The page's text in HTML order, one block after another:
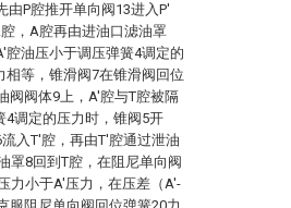
P腔推开单向阀13进入P′
，A腔再由进油口滤油罩
腔油压小于调压弹簧4调定的
相等，锥滑阀7在锥滑阀回位
阀阀体9上，A′腔与T腔被隔
4调定的压力时，锥阀5开
入T′腔，再由T′腔通过泄油
罩8回到T腔，在阻尼单向阀
力小于A′压力，在压差（A′-